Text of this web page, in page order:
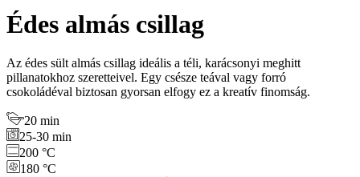
Édes almás csillag
Az édes sült almás csillag ideális a téli, karácsonyi meghitt
pillanatokhoz szeretteivel. Egy csésze teával vagy forró
csokoládéval biztosan gyorsan elfogy ez a kreatív finomság.
20 min
25-30 min
200 °C
180 °C